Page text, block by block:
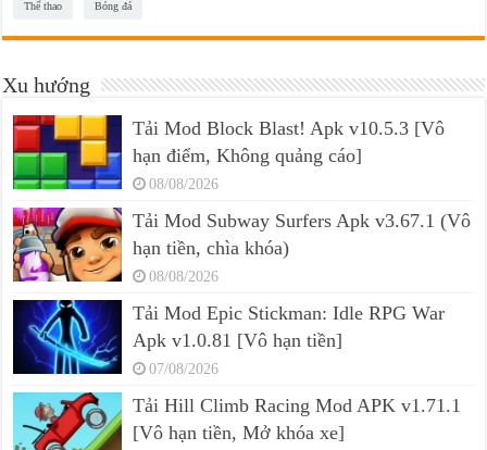
Thể thao Bóng đá
Xu hướng
Tải Mod Block Blast! Apk v10.5.3 [Vô
hạn điểm, Không quảng cáo]
08/08/2026
Tải Mod Subway Surfers Apk v3.67.1 (Vô
hạn tiền, chìa khóa)
08/08/2026
Tải Mod Epic Stickman: Idle RPG War
Apk v1.0.81 [Vô hạn tiền]
07/08/2026
Tải Hill Climb Racing Mod APK v1.71.1
[Vô hạn tiền, Mở khóa xe]